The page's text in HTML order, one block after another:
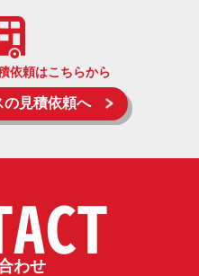
依頼はこちらから
の見積依頼へ
わせ